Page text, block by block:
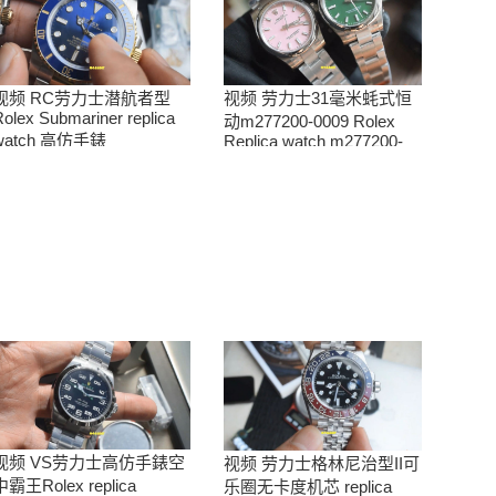
频 RC劳力士潜航者型
Submariner replica
高仿手錶
视频 劳力士31毫米蚝式恒
动m277200-0009 Rolex
Replica watch m277200-
频 VS劳力士高仿手錶空
霸王Rolex replica
视频 劳力士格林尼治型II可
乐圈无卡度机芯 replica